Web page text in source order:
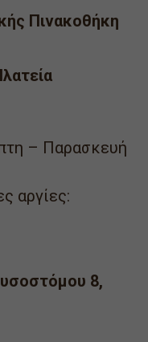
Πινακοθήκη
– Παρασκευή
αργίες:
8,